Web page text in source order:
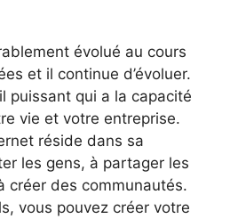
évolué au cours
et il continue d’évoluer.
puissant qui a la capacité
vie et votre entreprise.
réside dans sa
les gens, à partager les
créer des communautés.
vous pouvez créer votre